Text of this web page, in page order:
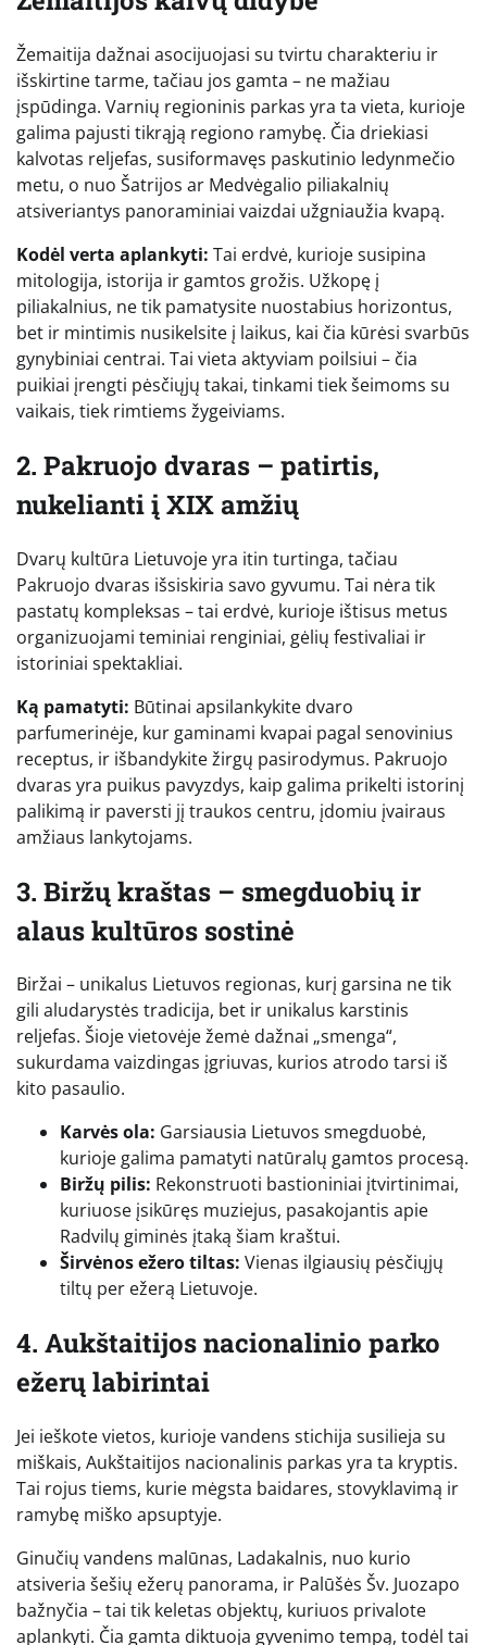
Žemaitija dažnai asocijuojasi su tvirtu charakteriu ir
išskirtine tarme, tačiau jos gamta – ne mažiau
įspūdinga. Varnių regioninis parkas yra ta vieta, kurioje
galima pajusti tikrąją regiono ramybę. Čia driekiasi
kalvotas reljefas, susiformavęs paskutinio ledynmečio
metu, o nuo Šatrijos ar Medvėgalio piliakalnių
atsiveriantys panoraminiai vaizdai užgniaužia kvapą.
Kodėl verta aplankyti: Tai erdvė, kurioje susipina
mitologija, istorija ir gamtos grožis. Užkopę į
piliakalnius, ne tik pamatysite nuostabius horizontus,
bet ir mintimis nusikelsite į laikus, kai čia kūrėsi svarbūs
gynybiniai centrai. Tai vieta aktyviam poilsiui – čia
puikiai įrengti pėsčiųjų takai, tinkami tiek šeimoms su
vaikais, tiek rimtiems žygeiviams.
2. Pakruojo dvaras – patirtis,
nukelianti į XIX amžių
Dvarų kultūra Lietuvoje yra itin turtinga, tačiau
Pakruojo dvaras išsiskiria savo gyvumu. Tai nėra tik
pastatų kompleksas – tai erdvė, kurioje ištisus metus
organizuojami teminiai renginiai, gėlių festivaliai ir
istoriniai spektakliai.
Ką pamatyti: Būtinai apsilankykite dvaro
parfumerinėje, kur gaminami kvapai pagal senovinius
receptus, ir išbandykite žirgų pasirodymus. Pakruojo
dvaras yra puikus pavyzdys, kaip galima prikelti istorinį
palikimą ir paversti jį traukos centru, įdomiu įvairaus
amžiaus lankytojams.
3. Biržų kraštas – smegduobių ir
alaus kultūros sostinė
Biržai – unikalus Lietuvos regionas, kurį garsina ne tik
gili aludarystės tradicija, bet ir unikalus karstinis
reljefas. Šioje vietovėje žemė dažnai „smenga“,
sukurdama vaizdingas įgriuvas, kurios atrodo tarsi iš
kito pasaulio.
Karvės ola: Garsiausia Lietuvos smegduobė,
kurioje galima pamatyti natūralų gamtos procesą.
Biržų pilis: Rekonstruoti bastioniniai įtvirtinimai,
kuriuose įsikūręs muziejus, pasakojantis apie
Radvilų giminės įtaką šiam kraštui.
Širvėnos ežero tiltas: Vienas ilgiausių pėsčiųjų
tiltų per ežerą Lietuvoje.
4. Aukštaitijos nacionalinio parko
ežerų labirintai
Jei ieškote vietos, kurioje vandens stichija susilieja su
miškais, Aukštaitijos nacionalinis parkas yra ta kryptis.
Tai rojus tiems, kurie mėgsta baidares, stovyklavimą ir
ramybę miško apsuptyje.
Ginučių vandens malūnas, Ladakalnis, nuo kurio
atsiveria šešių ežerų panorama, ir Palūšės Šv. Juozapo
bažnyčia – tai tik keletas objektų, kuriuos privalote
aplankyti. Čia gamta diktuoja gyvenimo tempą, todėl tai